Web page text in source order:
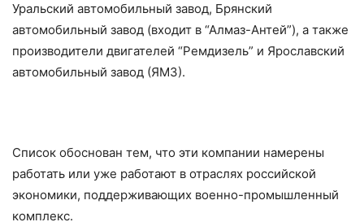
Уральский автомобильный завод, Брянский
автомобильный завод (входит в “Алмаз-Антей”), а также
производители двигателей “Ремдизель” и Ярославский
автомобильный завод (ЯМЗ).
Список обоснован тем, что эти компании намерены
работать или уже работают в отраслях российской
экономики, поддерживающих военно-промышленный
комплекс.